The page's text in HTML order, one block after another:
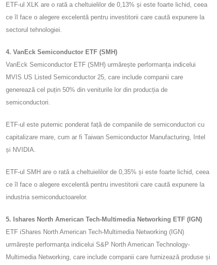
ETF-ul XLK are o rată a cheltuielilor de 0,13% și este foarte lichid, ceea
ce îl face o alegere excelentă pentru investitorii care caută expunere la
sectorul tehnologiei.
4. VanEck Semiconductor ETF (SMH)
VanEck Semiconductor ETF (SMH) urmărește performanța indicelui
MVIS US Listed Semiconductor 25, care include companii care
generează cel puțin 50% din veniturile lor din producția de
semiconductori.
ETF-ul este puternic ponderat față de companiile de semiconductori cu
capitalizare mare, cum ar fi Taiwan Semiconductor Manufacturing, Intel
și NVIDIA.
ETF-ul SMH are o rată a cheltuielilor de 0,35% și este foarte lichid, ceea
ce îl face o alegere excelentă pentru investitorii care caută expunere la
industria semiconductoarelor.
5. Ishares North American Tech-Multimedia Networking ETF (IGN)
ETF iShares North American Tech-Multimedia Networking (IGN)
urmărește performanța indicelui S&P North American Technology-
Multimedia Networking, care include companii care furnizează produse și